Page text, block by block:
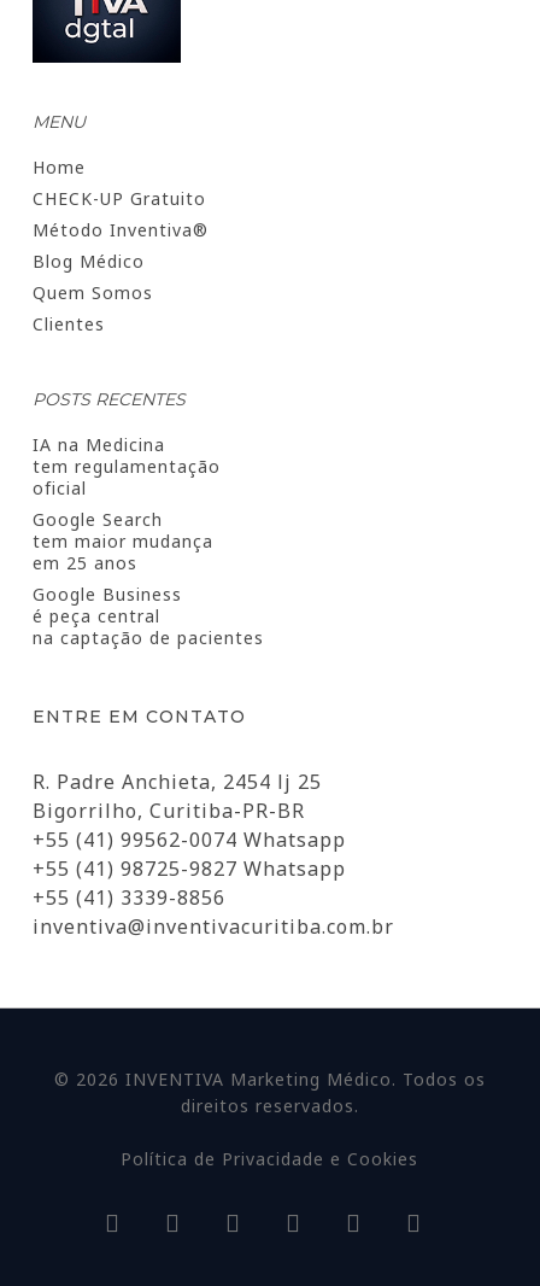
MENU
Home
CHECK-UP Gratuito
Método Inventiva®
Blog Médico
Quem Somos
Clientes
POSTS RECENTES
IA na Medicina
tem regulamentação
oficial
Google Search
tem maior mudança
em 25 anos
Google Business
é peça central
na captação de pacientes
ENTRE EM CONTATO
R. Padre Anchieta, 2454 lj 25
Bigorrilho, Curitiba-PR-BR
+55 (41) 99562-0074 Whatsapp
+55 (41) 98725-9827 Whatsapp
+55 (41) 3339-8856
inventiva@inventivacuritiba.com.br
© 2026 INVENTIVA Marketing Médico. Todos os
direitos reservados.
Política de Privacidade e Cookies
facebooklinkedinyoutubegoogle-instagramwhatsapp